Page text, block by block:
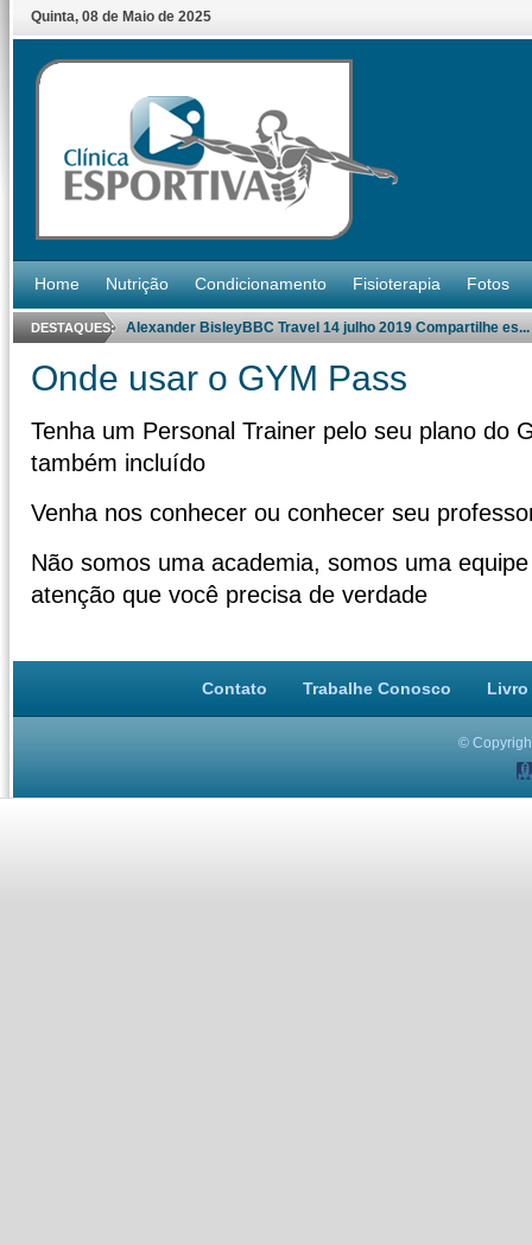
Quinta, 08de Maiode 2025
Home Nutrição Condicionamento Fisioterapia Fotos
DESTAQUES: Alexander BisleyBBC Travel 14 julho 2019 Compartilhe es...
Onde usar o GYM Pass
Tenha um Personal Trainer pelo seu plano do
também incluído
Venha nos conhecer ou conhecer seu
Não somos uma academia, somos uma
atenção que você precisa de verdade
Contato Trabalhe Conosco Livro
©